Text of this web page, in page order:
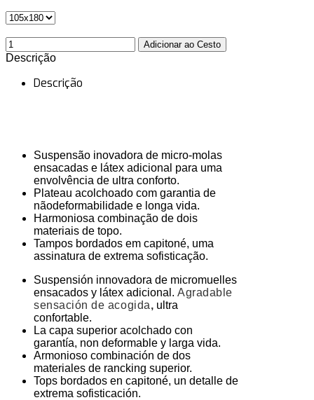
Descrição
Descrição
Suspensão inovadora de micro-molas
ensacadas e látex adicional para uma
envolvência de ultra conforto.
Plateau acolchoado com garantia de
nãodeformabilidade e longa vida.
Harmoniosa combinação de dois
materiais de topo.
Tampos bordados em capitoné, uma
assinatura de extrema sofisticação.
Suspensión innovadora de micromuelles
ensacados y látex adicional. Agradable
sensación de acogida, ultra
confortable.
La capa superior acolchado con
garantía, non deformable y larga vida.
Armonioso combinación de dos
materiales de rancking superior.
Tops bordados en capitoné, un detalle de
extrema sofisticación.